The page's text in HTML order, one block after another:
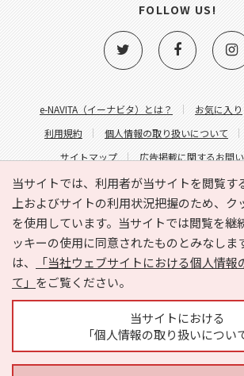
当サイトでは、利用者が当サイトを閲覧す
上およびサイトの利用状況把握のため、ク
を使用しています。当サイトでは閲覧を継
ッキーの使用に同意されたものとみなしま
は、
「当社ウェブサイトにおける個人情
て」 をご覧ください。
当サイトにおける
「個人情報の取り扱いについ
e-NAVITA（イーナビタ）とは？ お気に入り
利用規約
個人情報の取り扱いについて
サイトマップ
広告掲載に関するお問
サイトの内容に関するお問い合
FOLLOW US!
Copyright © HYOJITO.Co.,Ltd. All Rights